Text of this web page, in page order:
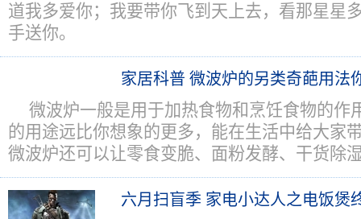
道我多爱你；我要带你飞到天上去，看那星星
手送你。
家居科普 微波炉的另类奇葩用法
微波炉一般是用于加热食物和烹饪食物的作
的用途远比你想象的更多，能在生活中给大家
微波炉还可以让零食变脆、面粉发酵、干货除
六月扫盲季 家电小达人之电饭煲